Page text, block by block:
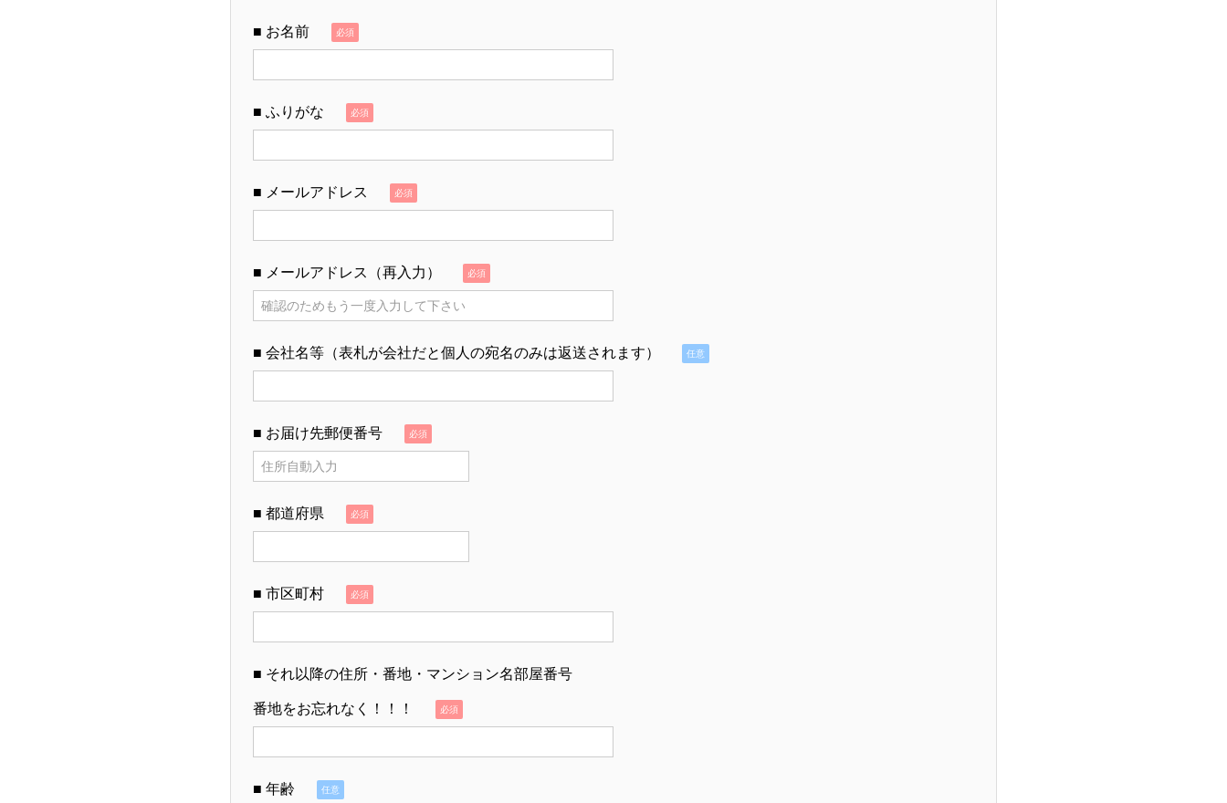
■ お名前 必須
■ ふりがな 必須
■ メールアドレス 必須
■ メールアドレス（再入力） 必須
■ 会社名等（表札が会社だと個人の宛名のみは返送されます） 任意
■ お届け先郵便番号 必須
■ 都道府県 必須
■ 市区町村 必須
■ それ以降の住所・番地・マンション名部屋番号
番地をお忘れなく！！！ 必須
■ 年齢 任意